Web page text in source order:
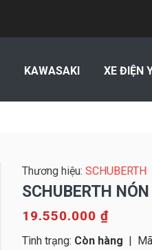
KAWASAKI XE ĐIỆN
Thương hiệu: SCHUBERTH
SCHUBERTH
19.550.000 ₫
Tình trạng: Còn hàng | Mã